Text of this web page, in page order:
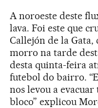
A noroeste deste
lava. Foi este que
Callejón de la Gata,
morro na tarde
desta quinta-feira
futebol do bairro.
nos levou a
bloco” explicou